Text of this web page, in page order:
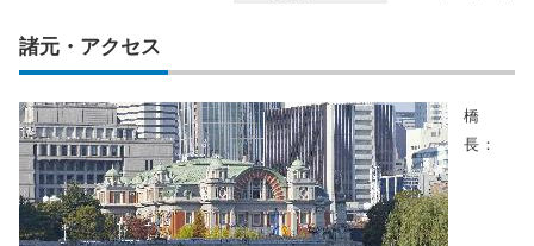
諸元・アクセス
橋
長：